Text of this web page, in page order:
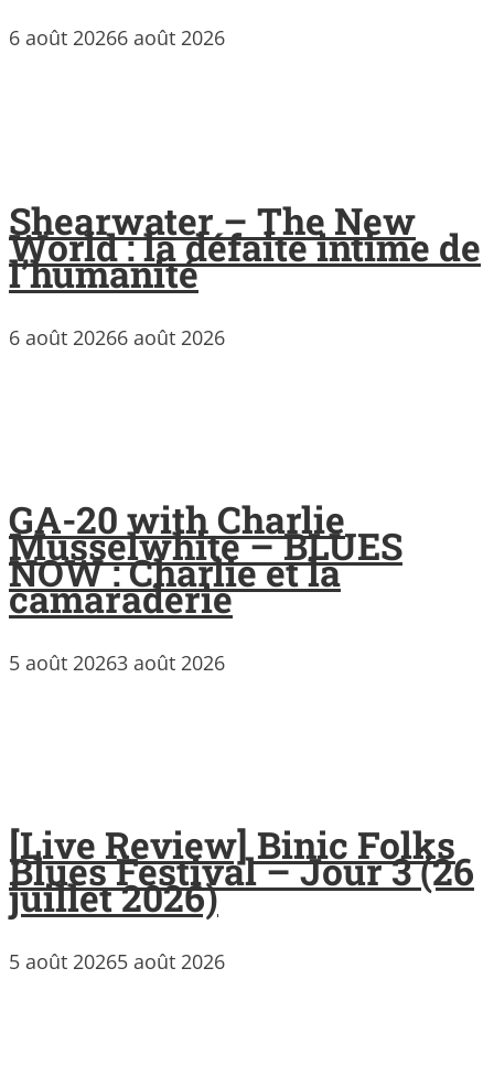
6 août 20266 août 2026
Shearwater – The New
World : la défaite intime de
l’humanité
6 août 20266 août 2026
GA-20 with Charlie
Musselwhite – BLUES
NOW : Charlie et la
camaraderie
5 août 20263 août 2026
[Live Review] Binic Folks
Blues Festival – Jour 3 (26
juillet 2026)
5 août 20265 août 2026